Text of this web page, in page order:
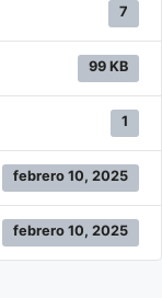
7
99 KB
1
febrero 10, 2025
febrero 10, 2025